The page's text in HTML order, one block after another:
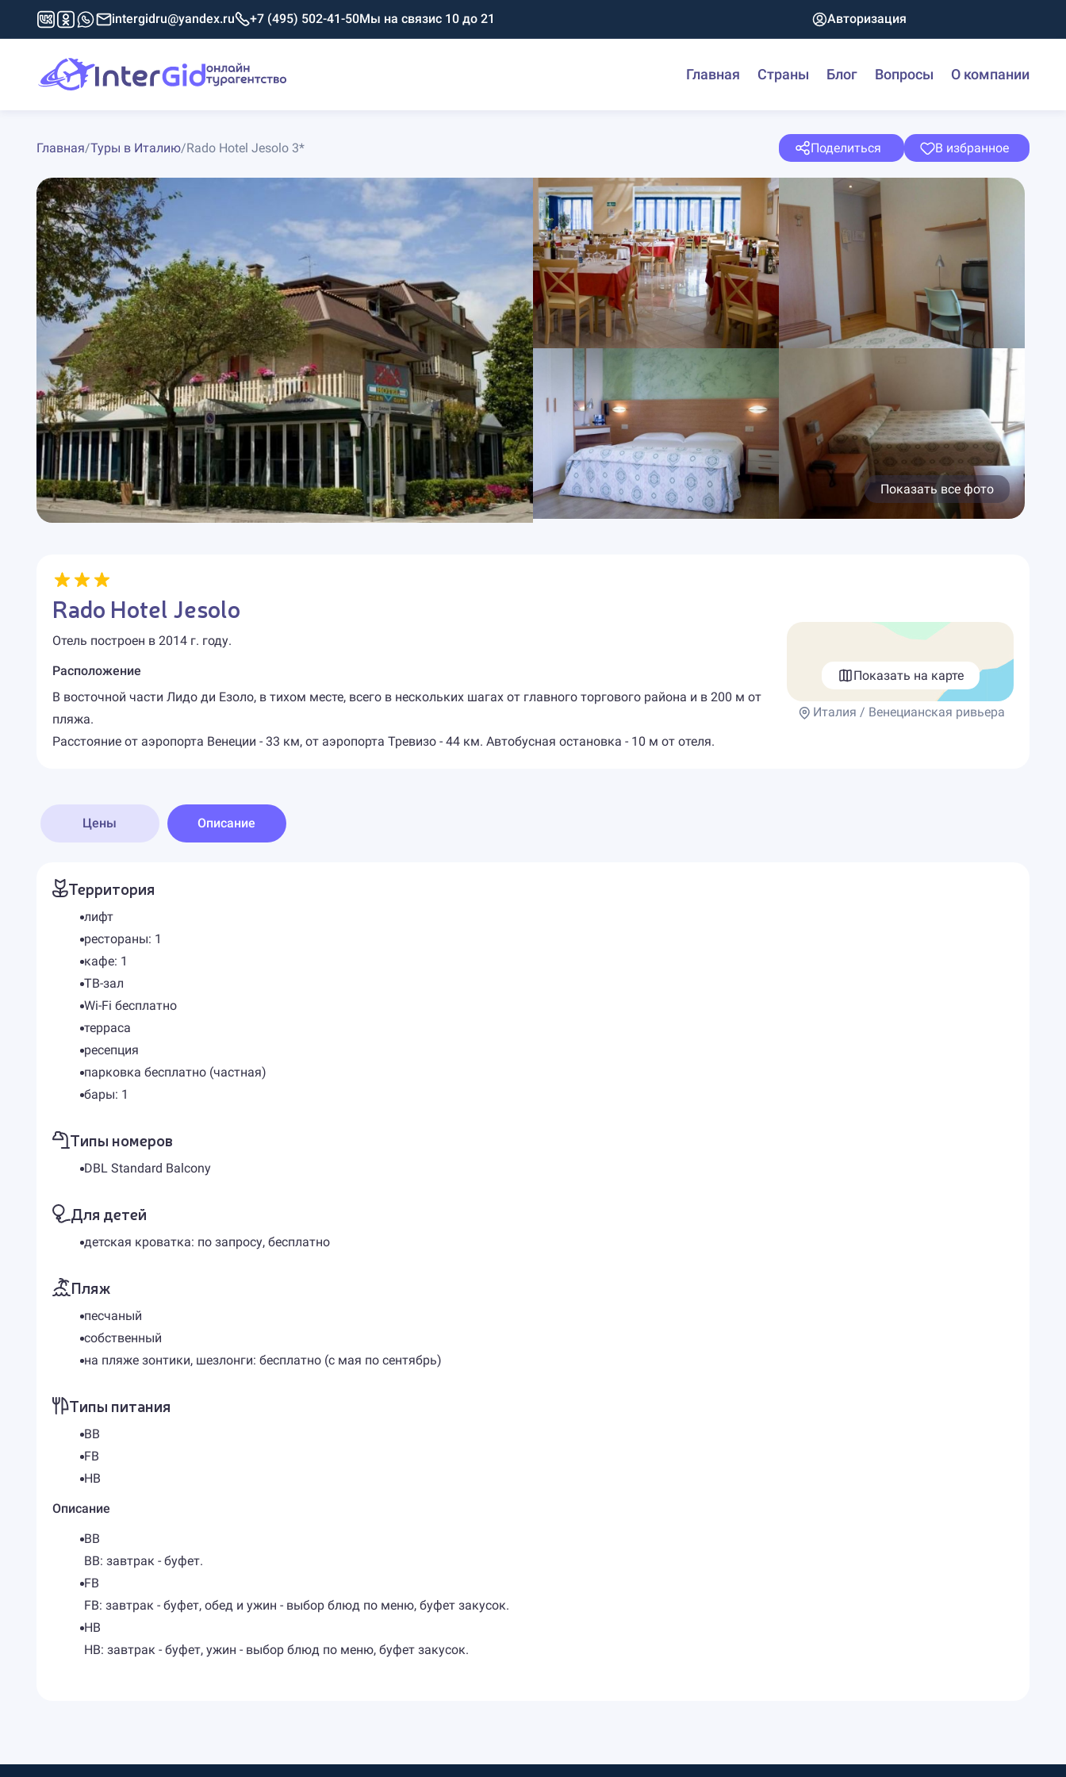
intergidru@yandex.ru +7 (495) 502-41-50Мы на связис 10 до 21 Авторизация
Главная Страны Блог Вопросы О компании
Главная/Туры в Италию/Rado Hotel Jesolo 3* Поделиться В избранное
Показать все фото
Rado Hotel Jesolo
Отель построен в 2014 г. году.
Расположение
В восточной части Лидо ди Езоло, в тихом месте, всего в нескольких шагах от главного торгового района и в 200 м от
пляжа.
Расстояние от аэропорта Венеции - 33 км, от аэропорта Тревизо - 44 км. Автобусная остановка - 10 м от отеля.
Показать на карте
Италия / Венецианская ривьера
Цены Описание
Территория
лифт
рестораны: 1
кафе: 1
ТВ-зал
Wi-Fi бесплатно
терраса
ресепция
парковка бесплатно (частная)
бары: 1
Типы номеров
DBL Standard Balcony
Для детей
детская кроватка: по запросу, бесплатно
Пляж
песчаный
собственный
на пляже зонтики, шезлонги: бесплатно (с мая по сентябрь)
Типы питания
BB
FB
HB
Описание
BB
BB: завтрак - буфет.
FB
FB: завтрак - буфет, обед и ужин - выбор блюд по меню, буфет закусок.
HB
HB: завтрак - буфет, ужин - выбор блюд по меню, буфет закусок.